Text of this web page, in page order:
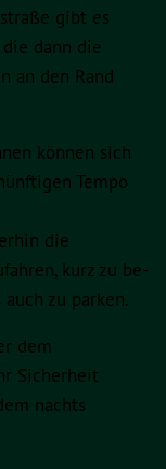
gibt es
dann die
an den Rand
können sich
Tempo
die
kurz zu be-
zu parken.
dem
Sicherheit
nachts